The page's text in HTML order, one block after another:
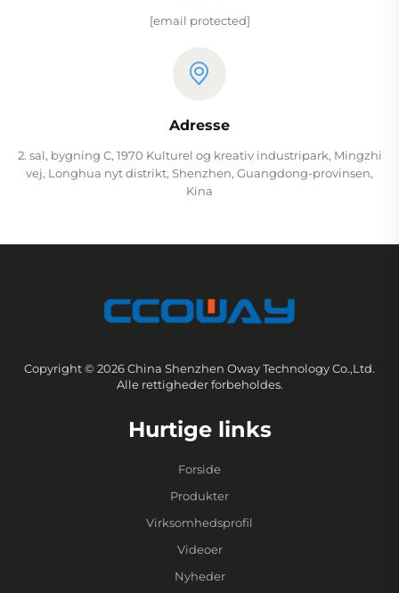
[email protected]
Adresse
2. sal, bygning C, 1970 Kulturel og kreativ industripark, Mingzhi
vej, Longhua nyt distrikt, Shenzhen, Guangdong-provinsen,
Kina
Copyright © 2026 China Shenzhen Oway Technology Co.,Ltd.
Alle rettigheder forbeholdes.
Hurtige links
Forside
Produkter
Virksomhedsprofil
Videoer
Nyheder